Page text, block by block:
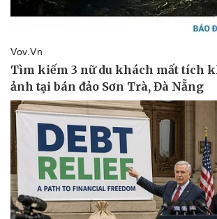
Kinh tế
Bất động sản
Khởi nghiệp
Thị trường
Giá vàng
Tiêu dùng
Tỷ giá